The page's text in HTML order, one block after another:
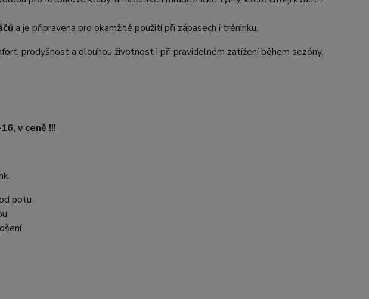
a je připravena pro okamžité použití při zápasech i tréninku.
prodyšnost a dlouhou životnost i při pravidelném zatížení během sezóny.
v ceně !!!
potu